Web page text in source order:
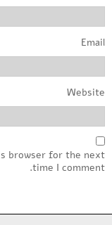
Email
Website
browser for the next
time I comment.